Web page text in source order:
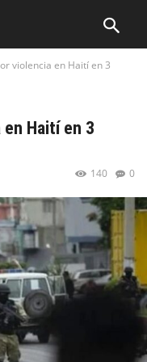
violencia en Haití en 3
Haití en 3
0
140